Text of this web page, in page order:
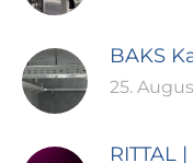
BAKS
25.
RITTAL